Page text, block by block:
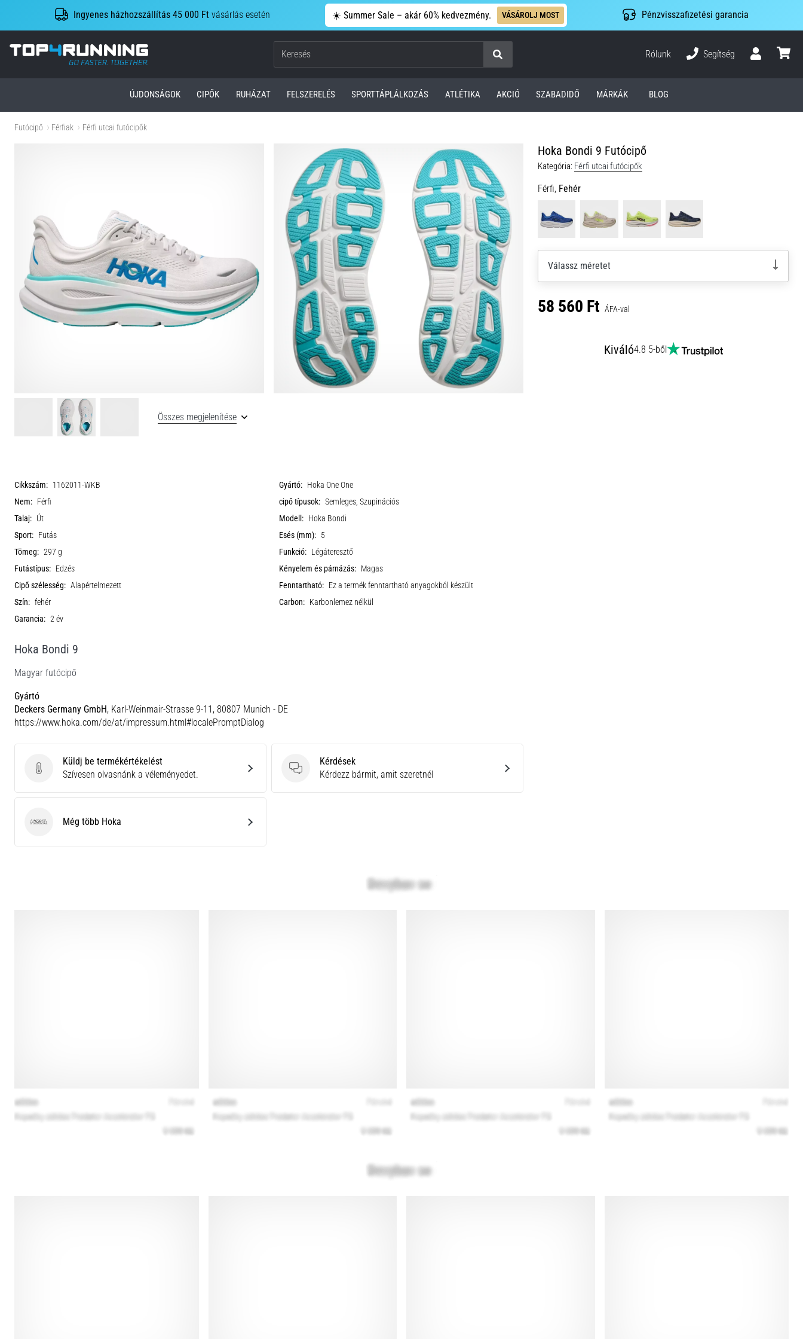
Ingyenes házhozszállítás 45 000 Ft vásárlás esetén ☀️ Summer Sale – akár 60% kedvezmény. VÁSÁROLJ MOST Pénzvisszafizetési garancia
Top4Running.hu
Keresés
Rólunk
Segítség
ÚJDONSÁGOK CIPŐK RUHÁZAT FELSZERELÉS SPORTTÁPLÁLKOZÁS ATLÉTIKA AKCIÓ SZABADIDŐ MÁRKÁK BLOG
Futócipő Férfiak Férfi utcai futócipők
Hoka Bondi 9 Futócipő
Kategória: Férfi utcai futócipők
Férfi, Fehér
Válassz méretet
58 560 Ft ÁFA-val
Kiváló4.8 5-ből
Összes megjelenítése
Cikkszám: 1162011-WKB Gyártó: Hoka One One
Nem: Férfi cipő típusok: Semleges, Szupinációs
Talaj: Út Modell: Hoka Bondi
Sport: Futás Esés (mm): 5
Tömeg: 297 g Funkció: Légáteresztő
Futástípus: Edzés Kényelem és párnázás: Magas
Cipő szélesség: Alapértelmezett Fenntartható: Ez a termék fenntartható anyagokból készült
Szín: fehér Carbon: Karbonlemez nélkül
Garancia: 2 év
Hoka Bondi 9
Magyar futócipő
Gyártó
Deckers Germany GmbH, Karl-Weinmair-Strasse 9-11, 80807 Munich - DE
https://www.hoka.com/de/at/impressum.html#localePromptDialog
Küldj be termékértékelést
Küldj be termékértékelést
Szívesen olvasnánk a véleményedet.
Kérdések
Kérdések
Kérdezz bármit, amit szeretnél
Hoka Még több Hoka